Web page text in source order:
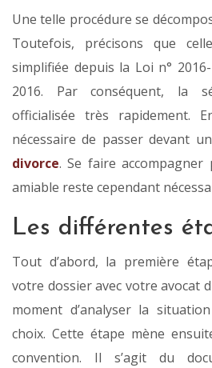
Une telle procédure se
Toutefois, précisons que
simplifiée depuis la Loi n°
2016. Par conséquent, la
officialisée très rapidement.
nécessaire de passer devant
divorce. Se faire
amiable reste cependant
Les différentes
Tout d’abord, la première
votre dossier avec votre avocat
moment d’analyser la
choix. Cette étape mène
convention. Il s’agit du